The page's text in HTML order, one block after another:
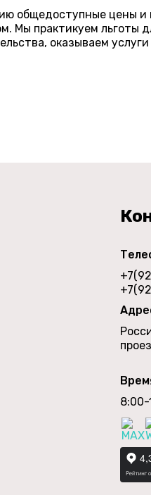
общедоступные цены и
Мы практикуем льготы
оказываем